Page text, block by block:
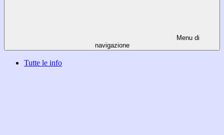
Menu di
navigazione
Tutte le info